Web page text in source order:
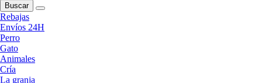
Buscar
Rebajas
Envíos 24H
Perro
Gato
Animales
Cría
La granja